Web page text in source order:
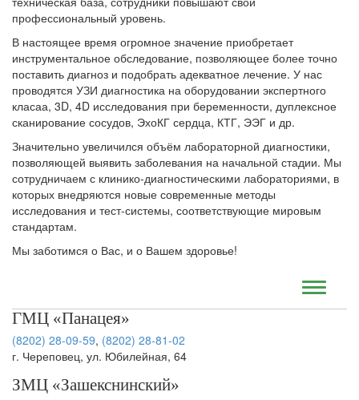
профессиональный уровень.
В настоящее время огромное значение приобретает
инструментальное обследование, позволяющее более точно
поставить диагноз и подобрать адекватное лечение. У нас
проводятся УЗИ диагностика на оборудовании экспертного
класаа, 3D, 4D исследования при беременности, дуплексное
сканирование сосудов, ЭхоКГ сердца, КТГ, ЭЭГ и др.
Значительно увеличился объём лабораторной диагностики,
позволяющей выявить заболевания на начальной стадии. Мы
сотрудничаем с клинико-диагностическими лабораториями, в
которых внедряются новые современные методы
исследования и тест-системы, соответствующие мировым
стандартам.
Мы заботимся о Вас, и о Вашем здоровье!
ГМЦ «Панацея»
(8202) 28-09-59, (8202) 28-81-02
г. Череповец, ул. Юбилейная, 64
ЗМЦ «Зашекснинский»